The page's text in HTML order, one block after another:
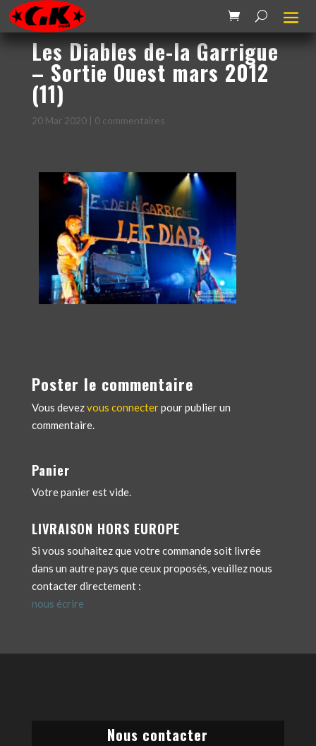
Les Diables de-la Garrigue
– Sortie Ouest mars 2012
(11)
20 Mar 2020| 0 commentaires
Poster le commentaire
Vous devezvous connecterpour publier un
commentaire.
Panier
Votre panier est vide.
LIVRAISON HORS EUROPE
Si vous souhaitez que votre commande soit livrée
dans un autre pays que ceux proposés, veuillez nous
contacter directement :
nous écrire
Nous contacter